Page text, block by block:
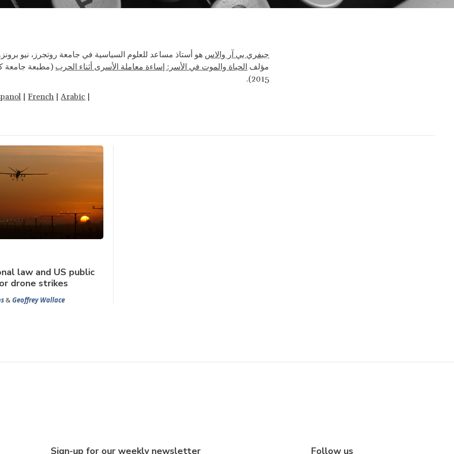
جيفري بي آر والاس هو أستاذ مساعد للعلوم السياسية في جامعة روتجرز، نيو
مؤلف الحياة والموت في الأسر: إساءة معاملة الأسرى أثناء الحرب (مطبعة جامعة
2015).
|French |Arabic |
law and US public
drone strikes
&Geoffrey Wallace
Sign-up for our weekly newsletter Follow us